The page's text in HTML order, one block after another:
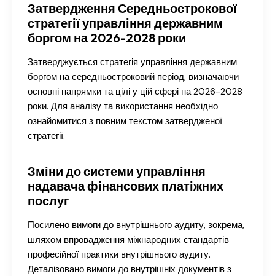
Затвердження Середньострокової
стратегії управління державним
боргом на 2026-2028 роки
Затверджується стратегія управління державним
боргом на середньостроковий період, визначаючи
основні напрямки та цілі у цій сфері на 2026-2028
роки. Для аналізу та використання необхідно
ознайомитися з повним текстом затвердженої
стратегії.
Зміни до системи управління
надавача фінансових платіжних
послуг
Посилено вимоги до внутрішнього аудиту, зокрема,
шляхом впровадження міжнародних стандартів
професійної практики внутрішнього аудиту.
Деталізовано вимоги до внутрішніх документів з